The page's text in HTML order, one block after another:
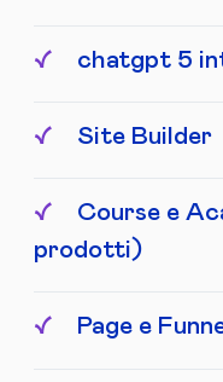
chatgpt 5
Site Builder
Course e
prodotti)
Page e